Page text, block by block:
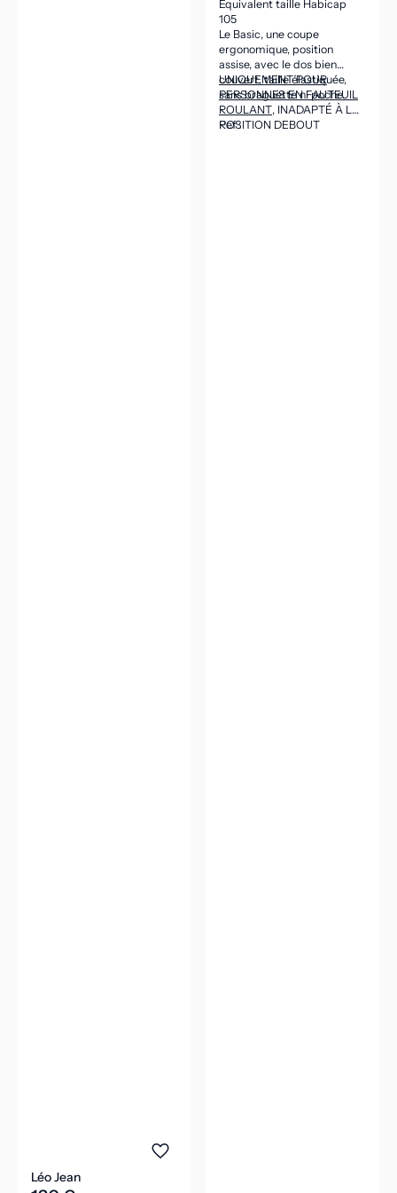
Léo Jean
Équivalent taille Habicap
105
Le Basic, une coupe
ergonomique, position
assise, avec le dos bien
couvert, taille élastiquée,
sans braguette ni poche.
UNIQUEMENT POUR
PERSONNES EN FAUTEUIL
ROULANT, INADAPTÉ À LA
POSITION DEBOUT
Ref :